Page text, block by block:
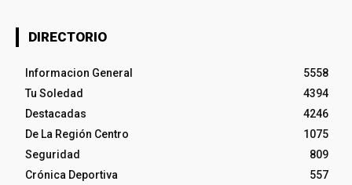
DIRECTORIO
Informacion General
5558
Tu Soledad
4394
Destacadas
4246
De La Región Centro
1075
Seguridad
809
Crónica Deportiva
557